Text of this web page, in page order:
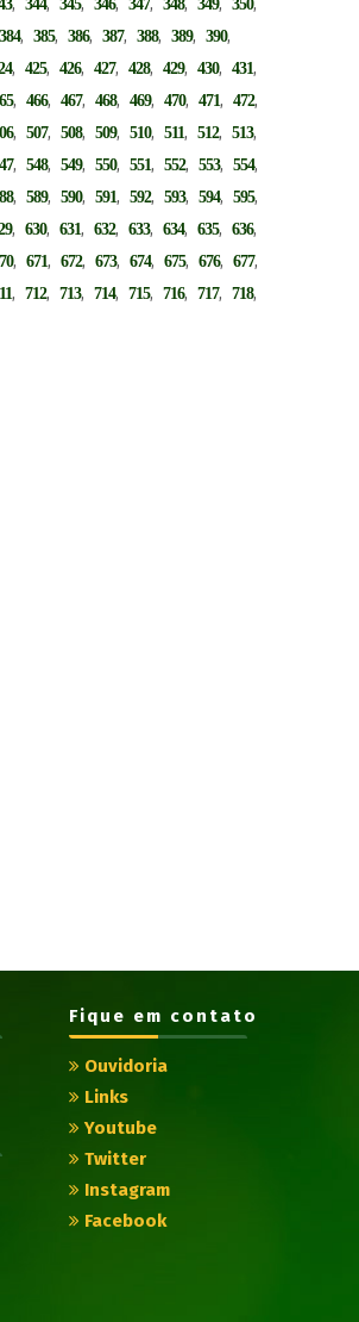
344 345 346 347 348 349 350
384,385,386,387,388,389,390,
,425,426,427,428,429,430,431,
,466,467,468,469,470,471,472,
,507,508,509,510,511,512,513,
,548,549,550,551,552,553,554,
,589,590,591,592,593,594,595,
,630,631,632,633,634,635,636,
,671,672,673,674,675,676,677,
,712,713,714,715,716,717,718,
Fique em contato
Ouvidoria
Links
Youtube
Twitter
Instagram
Facebook